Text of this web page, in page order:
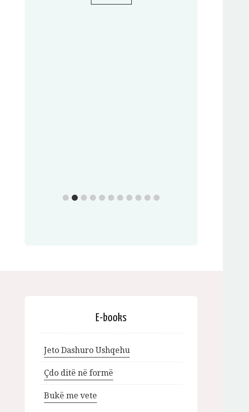
E-books
Jeto Dashuro Ushqehu
Çdo ditë në formë
Bukë me vete